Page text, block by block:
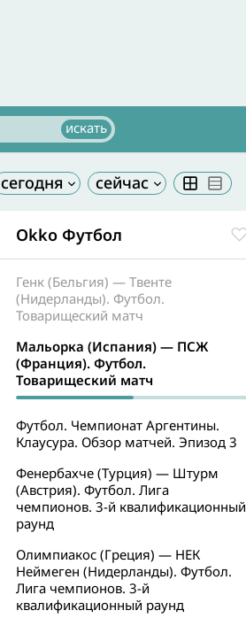
Okko Футбол
Генк (Бельгия) — Твенте
(Нидерланды). Футбол.
Товарищеский матч
Мальорка (Испания) — ПСЖ
(Франция). Футбол.
Товарищеский матч
Футбол. Чемпионат Аргентины.
Клаусура. Обзор матчей. Эпизод 3
Фенербахче (Турция) — Штурм
(Австрия). Футбол. Лига
чемпионов. 3-й квалификационный
раунд
Олимпиакос (Греция) — НЕК
Неймеген (Нидерланды). Футбол.
Лига чемпионов. 3-й
квалификационный раунд